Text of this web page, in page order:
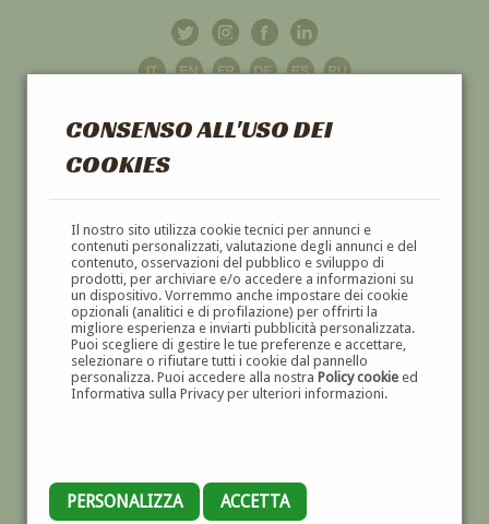
CONSENSO ALL'USO DEI
COOKIES
Il nostro sito utilizza cookie tecnici per annunci e
contenuti personalizzati, valutazione degli annunci e del
contenuto, osservazioni del pubblico e sviluppo di
prodotti, per archiviare e/o accedere a informazioni su
un dispositivo. Vorremmo anche impostare dei cookie
opzionali (analitici e di profilazione) per offrirti la
migliore esperienza e inviarti pubblicità personalizzata.
Puoi scegliere di gestire le tue preferenze e accettare,
selezionare o rifiutare tutti i cookie dal pannello
personalizza. Puoi accedere alla nostra Policy cookieed
Informativa sulla Privacy per ulteriori informazioni.
PERSONALIZZA ACCETTA
GALLERIAD'ARTE
DIPINTI E SCULTURE '800 E '900